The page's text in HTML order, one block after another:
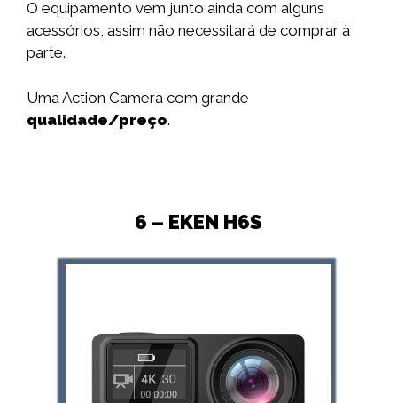
O equipamento vem junto ainda com alguns
acessórios, assim não necessitará de comprar à
parte.
Uma Action Camera com grande
qualidade/preço.
6 – EKEN H6S